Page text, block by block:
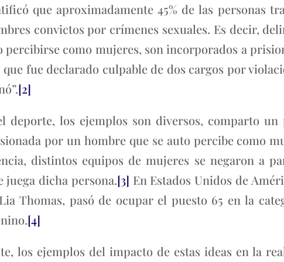
que aproximadamente 45% de las personas
convictos por crímenes sexuales. Es decir,
percibirse como mujeres, son incorporados a
fue declarado culpable de dos cargos por
[2]
deporte, los ejemplos son diversos, comparto
por un hombre que se auto percibe como
distintos equipos de mujeres se negaron a
juega dicha persona.[3] En Estados Unidos de
Thomas, pasó de ocupar el puesto 65 en la
[4]
los ejemplos del impacto de estas ideas en la